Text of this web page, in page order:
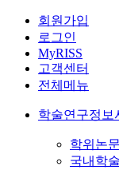
회원가입
로그인
MyRISS
고객센터
전체메뉴
학술연구정보
학위논문
국내학